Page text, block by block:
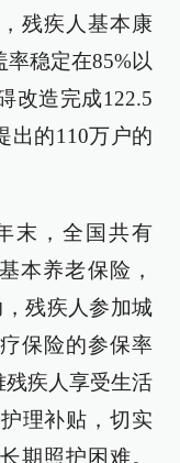
残疾人基本康
稳定在85%以
改造完成122.5
出的110万户的
末，全国共有
本养老保险，
残疾人参加城
保险的参保率
残疾人享受生活
理补贴，切实
期照护困难。